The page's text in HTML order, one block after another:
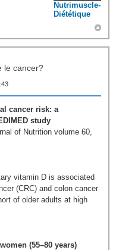
Nutrimuscle-
Diététique
le cancer?
cancer risk: a
study
of Nutrition volume 60,
vitamin D is associated
(CRC) and colon cancer
of older adults at high
(55–80 years)